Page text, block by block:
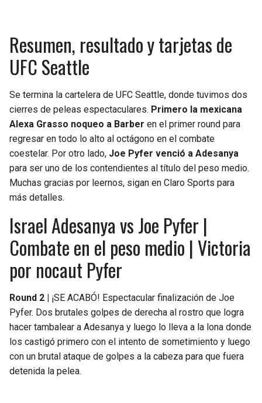
Resumen, resultado y tarjetas de
UFC Seattle
Se termina la cartelera de UFC Seattle, donde tuvimos dos
cierres de peleas espectaculares. Primero la mexicana
Alexa Grasso noqueo a Barber en el primer round para
regresar en todo lo alto al octágono en el combate
coestelar. Por otro lado, Joe Pyfer venció a Adesanya
para ser uno de los contendientes al título del peso medio.
Muchas gracias por leernos, sigan en Claro Sports para
más detalles.
Israel Adesanya vs Joe Pyfer |
Combate en el peso medio | Victoria
por nocaut Pyfer
Round 2 |
¡SE ACABÓ! Espectacular finalización de Joe
Pyfer. Dos brutales golpes de derecha al rostro que logra
hacer tambalear a Adesanya y luego lo lleva a la lona donde
los castigó primero con el intento de sometimiento y luego
con un brutal ataque de golpes a la cabeza para que fuera
detenida la pelea.